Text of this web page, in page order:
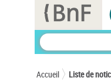
Accueil Liste de
Panneau de gestion des cookies